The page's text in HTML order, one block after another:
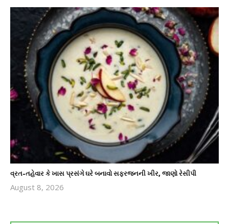
વ્રત-તહેવાર કે ખાસ પ્રસંગે ઘરે બનાવો સફરજનની ખીર, જાણો રેસીપી
August 8, 2026